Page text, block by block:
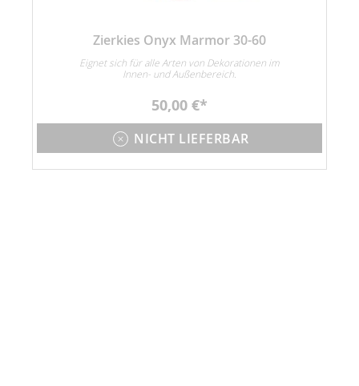
Zierkies Onyx Marmor 30-60
Eignet sich für alle Arten von Dekorationen im
Innen- und Außenbereich.
50,00 €
NICHT LIEFERBAR